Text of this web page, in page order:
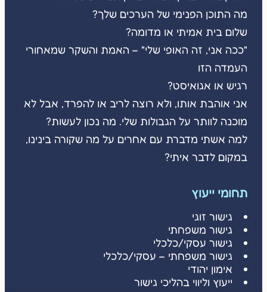
מה התוכן הפנימי של הערכים שלך?
שלום בית אמיתי או מדומה?
"ככה אני, זה האופי שלי" – האמת והשקר שמאחורי
העמדה הזו
רגיש או אגואיסט?
אני אוהבת אותו, ולא רוצה לריב או להפרד, אבל לא
מוכנה לוותר על הגבולות שלי. מה נכון לעשות?
למה אשתי מדברת עם אחרים על מה שקורה בינינו,
במקום לדבר איתי?
תחומי ייעוץ
גישור זוגי
גישור משפחתי
גישור עסקי/כלכלי
גישור משפחתי – עסקי/כלכלי
אימון יהודי
ייעוץ וליווי בהליכי גישור